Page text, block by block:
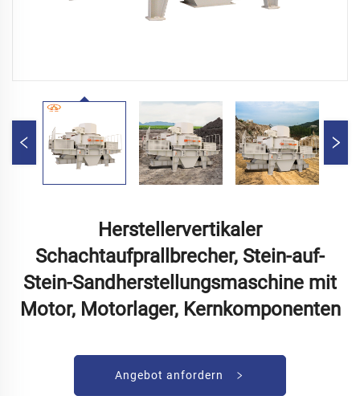
Herstellervertikaler
Schachtaufprallbrecher, Stein-auf-
Stein-Sandherstellungsmaschine mit
Motor, Motorlager, Kernkomponenten
Angebot anfordern